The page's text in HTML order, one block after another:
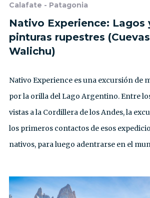
Calafate - Patagonia
Nativo Experience: Lagos
pinturas rupestres (Cuevas
Walichu)
Nativo Experience es una excursión de
por la orilla del Lago Argentino. Entre
vistas a la Cordillera de los Andes, la
los primeros contactos de esos
nativos, para luego adentrarse en el